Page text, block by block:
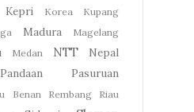
Kepri Korea Kupang
Madura Magelang
Medan NTT
Nepal
Pandaan Pasuruan
Benan Rembang
Riau